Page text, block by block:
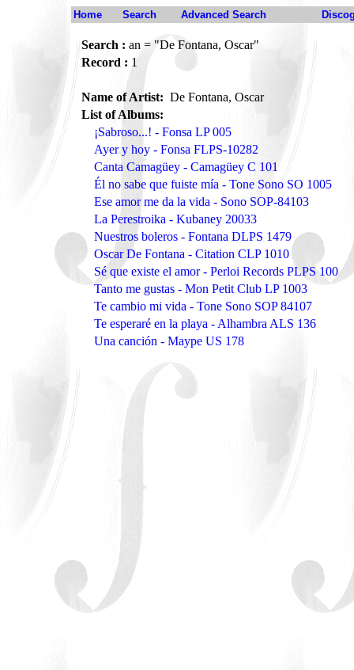
Home Search Advanced Search
Search : an = "De Fontana, Oscar"
Record : 1
Name of Artist: De Fontana, Oscar
List of Albums:
¡Sabroso...! - Fonsa LP 005
Ayer y hoy - Fonsa FLPS-10282
Canta Camagüey - Camagüey C 101
Él no sabe que fuiste mía - Tone Sono SO 1005
Ese amor me da la vida - Sono SOP-84103
La Perestroika - Kubaney 20033
Nuestros boleros - Fontana DLPS 1479
Oscar De Fontana - Citation CLP 1010
Sé que existe el amor - Perloi Records PLPS 100
Tanto me gustas - Mon Petit Club LP 1003
Te cambio mi vida - Tone Sono SOP 84107
Te esperaré en la playa - Alhambra ALS 136
Una canción - Maype US 178